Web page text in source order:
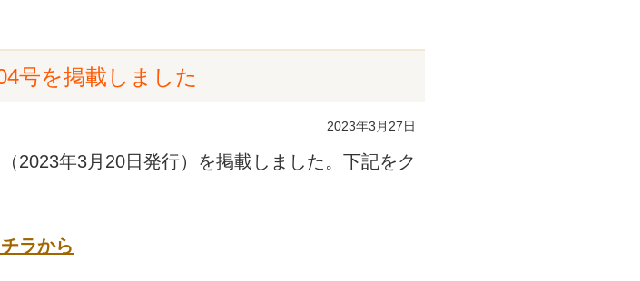
号を掲載しました
2023年3月27日
2023年3月20日発行）を掲載しました。下記をク
ラから